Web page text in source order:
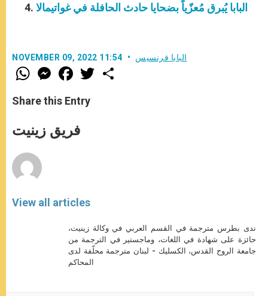
البابا يُبرق مُعزّياً بضحايا حادث الحافلة في غواتيمالا
NOVEMBER 09, 2022 11:54 البابا فرنسيس
W
h
t
s
p
p
M
e
s
e
g
e
F
a
e
b
o
k
w
Share this Entry
فريق زينيت
View all articles
ندى بطرس مترجمة في القسم العربي في وكالة زينيت،
حائزة على شهادة في اللغات، وماجستير في الترجمة من
جامعة الروح القدس، الكسليك - لبنان مترجمة محلّفة لدى
المحاكم